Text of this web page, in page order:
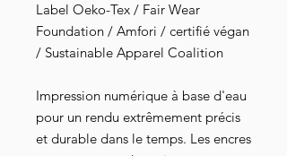
Label Oeko-Tex / Fair Wear
Foundation / Amfori / certifié végan
/ Sustainable Apparel Coalition
Impression numérique à base d'eau
pour un rendu extrêmement précis
et durable dans le temps. Les encres